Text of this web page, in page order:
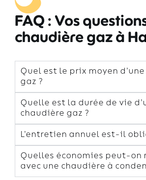
FAQ : Vos
chaudière gaz à
Quel est le prix moyen
gaz ?
Quelle est la durée de vie
chaudière gaz ?
L’entretien annuel est-il
Quelles économies peut-on
avec une chaudière à